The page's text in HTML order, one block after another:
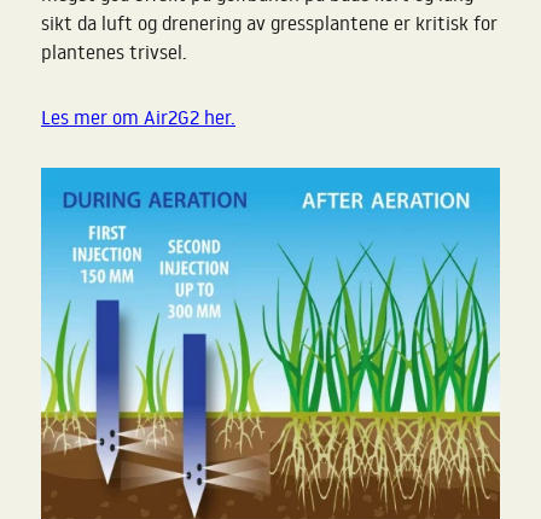
sikt da luft og drenering av gressplantene er kritisk for
plantenes trivsel.
Les mer om Air2G2 her.